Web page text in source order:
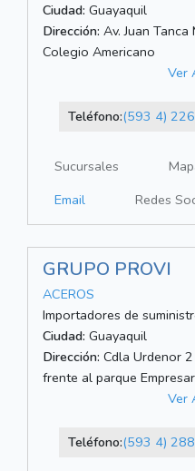
Ciudad: Guayaquil
Dirección: Av. Juan
Colegio Americano
Ver
Teléfono:(593 4)
Sucursales
Email
Redes
GRUPO PROVI
ACEROS
Importadores de
Ciudad: Guayaquil
Dirección: Cdla Urdenor
frente al parque
Ver
Teléfono:(593 4)